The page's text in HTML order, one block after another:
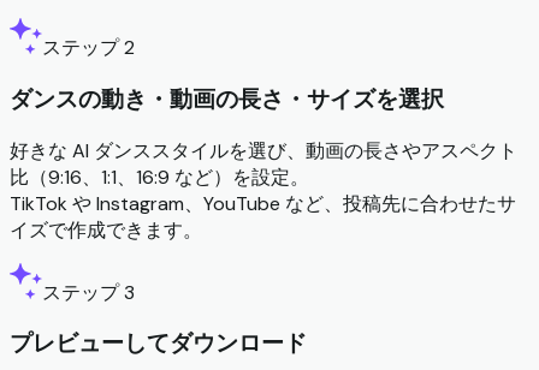
ステップ 2
ダンスの動き・動画の長さ・サイズを選択
好きな AI ダンススタイルを選び、動画の長さやアスペクト
比（9:16、1:1、16:9 など）を設定。
TikTok や Instagram、YouTube など、投稿先に合わせたサ
イズで作成できます。
ステップ 3
プレビューしてダウンロード